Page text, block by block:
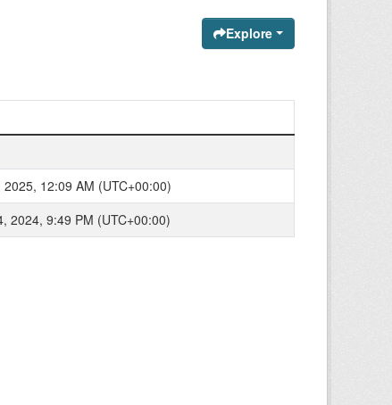
Explore
12:09 AM (UTC+00:00)
2024, 9:49 PM (UTC+00:00)